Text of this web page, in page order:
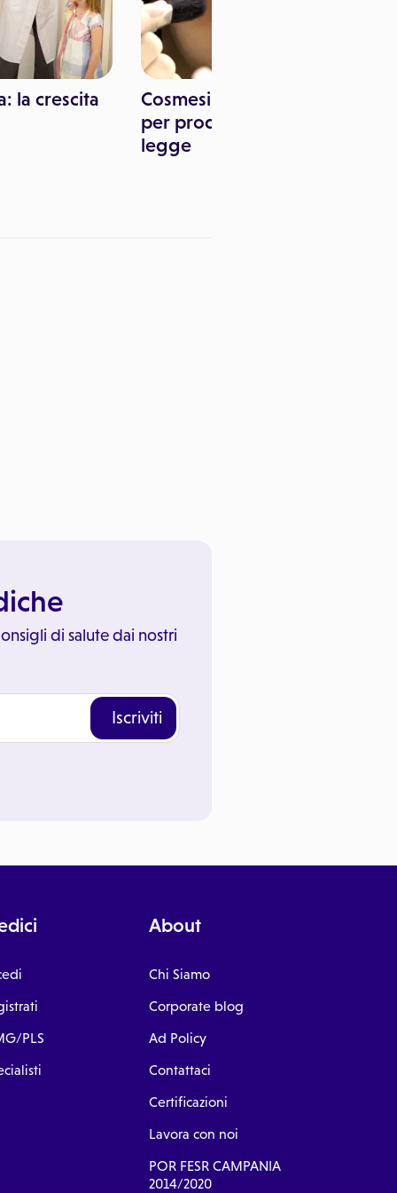
la crescita
Cosmesi: nuove regole
per prodotti a norma di
legge
di salute dai nostri
Iscriviti
PLS
About
Chi Siamo
Corporate blog
Ad Policy
Contattaci
Certificazioni
Lavora con noi
POR FESR CAMPANIA
2014/2020